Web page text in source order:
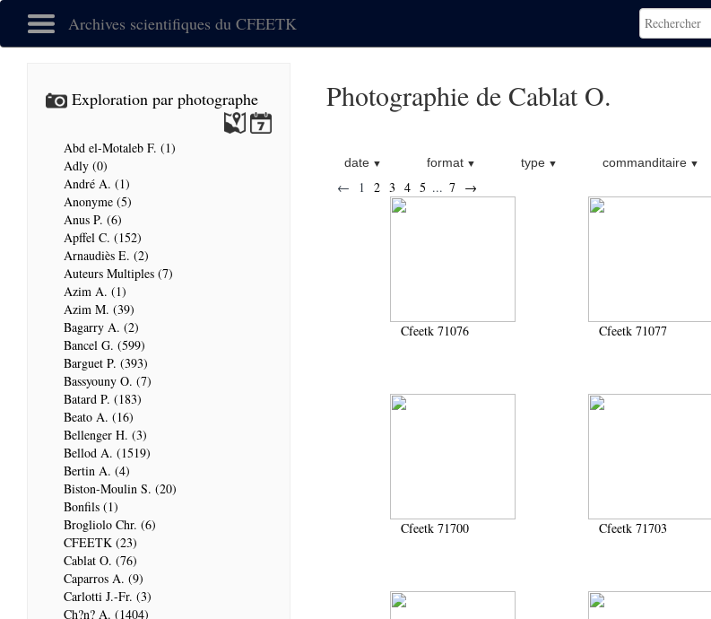
Archives scientifiques du CFEETK
Exploration par photographe
Abd el-Motaleb F. (1)
Adly (0)
André A. (1)
Anonyme (5)
Anus P. (6)
Apffel C. (152)
Arnaudiès E. (2)
Auteurs Multiples (7)
Azim A. (1)
Azim M. (39)
Bagarry A. (2)
Bancel G. (599)
Barguet P. (393)
Bassyouny O. (7)
Batard P. (183)
Beato A. (16)
Bellenger H. (3)
Bellod A. (1519)
Bertin A. (4)
Biston-Moulin S. (20)
Bonfils (1)
Brogliolo Chr. (6)
CFEETK (23)
Cablat O. (76)
Caparros A. (9)
Carlotti J.-Fr. (3)
Ch?n? A. (1404)
Photographie de Cablat O.
date format type commanditaire
← 1 2 3 4 5 ... 7 →
Cfeetk 71076 Cfeetk 71077
Cfeetk 71700 Cfeetk 71703